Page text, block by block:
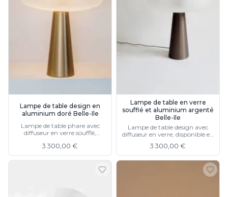
Lampe de table design en
aluminium doré Belle-Ile
Lampe de table phare avec
diffuseur en verre soufflé,
3 300,00 €
Lampe de table en verre
soufflé et aluminium argenté
Belle-Ile
Lampe de table design avec
diffuseur en verre, disponible en
3 300,00 €